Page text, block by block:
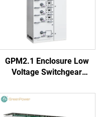
GPM2.1 Enclosure Low
Voltage Switchgear